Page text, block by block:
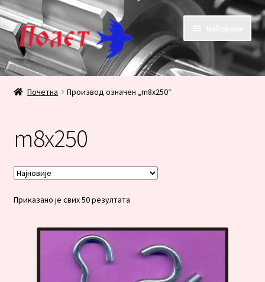
Прескочи
на
навигацију
Скочи
на
садржај
Почетак
KORPA
PRODAVNICA
Плаћање
Почетна Производ oзначен „m8x250“
m8x250
Приказано је свих 50 резултатаСортирано